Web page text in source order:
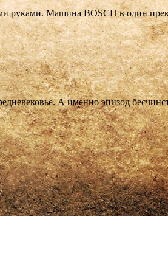
руками. Машина BOSCH в один
А именно эпизод